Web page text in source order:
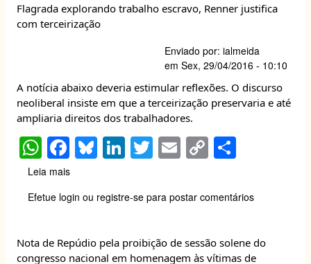
de
2016,
Memória
às
vitimas
de
AT
p o n n
k
insulina
ao
H1N1
Flagrada explorando trabalho escravo, Renner justifica
com terceirização
Enviado por: ialmeida
em Sex, 29/04/2016 - 10:10
A notícia abaixo deveria estimular reflexões. O discurso
neoliberal insiste em que a terceirização preservaria e até
ampliaria direitos dos trabalhadores.
W
h
at
s
A
p
F
a
c
e
b
o
Bl
u
e
sk
Li
n
k
e
dI
n
T
wi
tt
er
E
m
ail
C
o
p
y
Li
n
ar
e
Leia mais
explorando
Renner
justifica
Efetue login ou registre-se para postar comentários
Nota de Repúdio pela proibição de sessão solene do
congresso nacional em homenagem às vítimas de